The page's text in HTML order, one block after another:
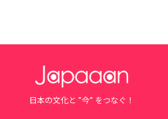
日本の文化と ”今” をつなぐ！